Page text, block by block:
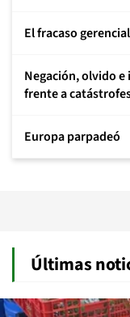
El fracaso
Negación, olvido
frente a
Europa parpadeó
Últimas